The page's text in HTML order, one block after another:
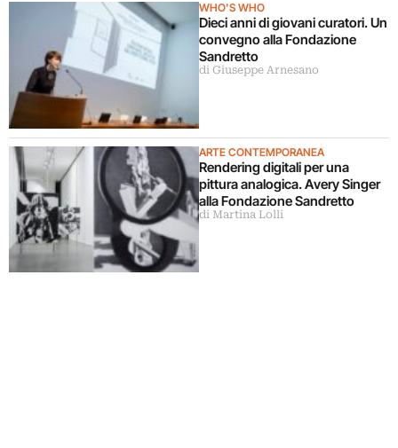
WHO'S WHO
Dieci anni di giovani curatori. Un
convegno alla Fondazione
Sandretto
di Giuseppe Arnesano
ARTE CONTEMPORANEA
Rendering digitali per una
pittura analogica. Avery Singer
alla Fondazione Sandretto
di Martina Lolli